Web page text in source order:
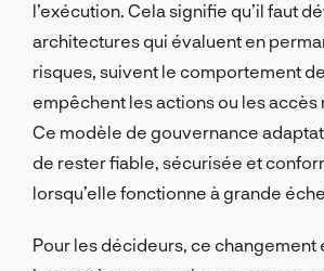
l’exécution. Cela signifie qu’il faut
architectures qui évaluent en
risques, suivent le comportement
empêchent les actions ou les accès
Ce modèle de gouvernance
de rester fiable, sécurisée et
lorsqu’elle fonctionne à grande
Pour les décideurs, ce changement